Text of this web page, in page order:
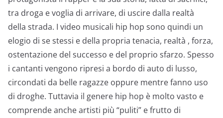
tra droga e voglia di arrivare, di uscire dalla realtà
della strada. I video musicali hip hop sono quindi un
elogio di se stessi e della propria tenacia, realtà , forza,
ostentazione del successo e del proprio sfarzo. Spesso
i cantanti vengono ripresi a bordo di auto di lusso,
circondati da belle ragazze oppure mentre fanno uso
di droghe. Tuttavia il genere hip hop è molto vasto e
comprende anche artisti più “puliti” e frutto di